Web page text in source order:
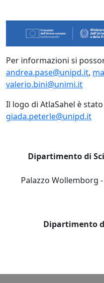
Per informazioni si
andrea.pase@unipd.it,
valerio.bini@unimi.it
Il logo di AtlaSahel è
giada.peterle@unipd.it
Dipartimento di
Palazzo Wollemborg
Dipartimento